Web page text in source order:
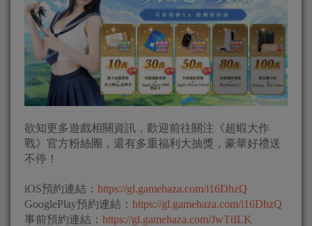
欲知更多遊戲相關資訊，歡迎前往關注《超蝦大作
戰》官方粉絲團，還有多重福利大抽獎，豪華好禮送
不停！
iOS預約連結： https://gl.gamehaza.com/i16DhzQ
GooglePlay預約連結： https://gl.gamehaza.com/i16DhzQ
事前預約連結： https://gl.gamehaza.com/JwTtILK